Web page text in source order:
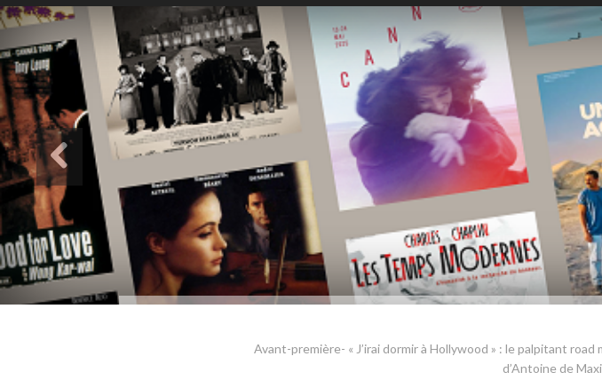
Avant-première- « J’irai dormir à Hollywood » : le palpitant road
d’Antoine de